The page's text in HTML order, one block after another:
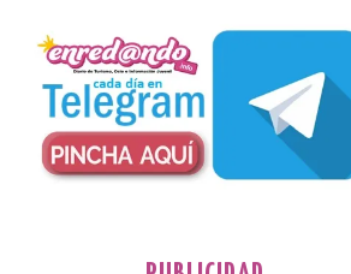
público y evitar el
vehículo privado para el
eclipse
8 Ago 2026
Cabo Mayor, Cueto,